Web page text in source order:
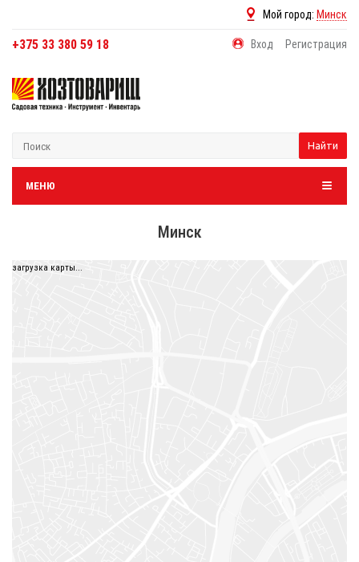
Мой город: Минск
+375 33 380 59 18 Вход Регистрация
Найти
МЕНЮ
Минск
загрузка карты...